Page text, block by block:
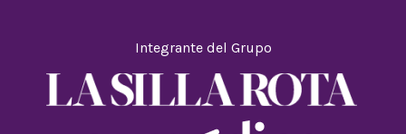
Integrante del Grupo